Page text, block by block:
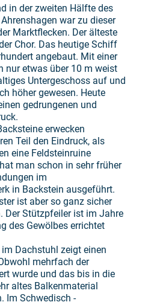
in der zweiten Hälfte des
war zu dieser
Marktflecken. Der älteste
Chor. Das heutige Schiff
angebaut. Mit einer
nur etwas über 10 m weist
Untergeschoss auf und
höher gewesen. Heute
gedrungenen und
erwecken
Teil den Eindruck, als
eine Feldsteinruine
man schon in sehr früher
im
in Backstein ausgeführt.
ist aber so ganz sicher
Der Stützpfeiler ist im Jahre
des Gewölbes errichtet
im Dachstuhl zeigt einen
mehrfach der
wurde und das bis in die
altes Balkenmaterial
Im Schwedisch -